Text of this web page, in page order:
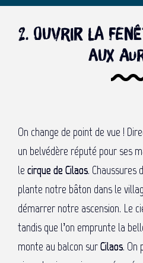
2. Ouvrir la
aux
On change de point de vue !
un belvédère réputé pour ses
le cirque de Cilaos. Chaussures
plante notre bâton dans le
démarrer notre ascension. Le
tandis que l’on emprunte la
monte au balcon surCilaos. On